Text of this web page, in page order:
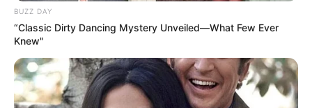
BUZZ DAY
“Classic Dirty Dancing Mystery Unveiled—What Few Ever
Knew"